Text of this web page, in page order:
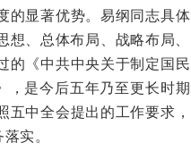
的显著优势。易纲同志具体
、总体布局、战略布局、
的《中共中央关于制定国民
，是今后五年乃至更长时期
中全会提出的工作要求，
实。